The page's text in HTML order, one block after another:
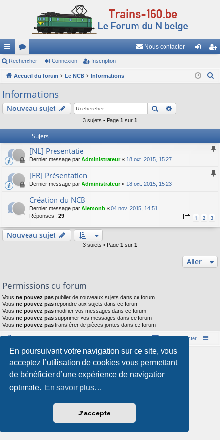
En poursuivant votre navigation sur ce site, vous
acceptez l’utilisation de cookies vous permettant
de bénéficier d’une expérience de navigation
optimale. En savoir plus…
J’accepte
ac
co
ur
ci
or
u
s
Nous contacter
ne cri
Rechercher Connexion Inscription
Accueil du forum Le NCB Informations
r
h
r
Informations
Nouveau sujet Rechercher
3 sujets • Page 1 sur 1
Sujets
[NL] Presentatie
Dernier message par Administrateur« 18 oct. 2015, 15:27
[FR] Présentation
Dernier message par Administrateur« 18 oct. 2015, 15:23
Création du NCB
Dernier message par Alemonb « 04 nov. 2015, 14:51
Réponses : 29 1 2 3
Nouveau sujet
3 sujets • Page 1 sur 1
Aller
Permissions du forum
Vous ne pouvez pas publier de nouveaux sujets dans ce forum
Vous ne pouvez pas répondre aux sujets dans ce forum
Vous ne pouvez pas modifier vos messages dans ce forum
Vous ne pouvez pas supprimer vos messages dans ce forum
Vous ne pouvez pas transférer de pièces jointes dans ce forum
Nous contacter
Développé parphpBB ® Forum Software © phpBB Limited
Style parArty- phpBB 3.3 par MrGaby
Traduction française officielle©Qiaeru